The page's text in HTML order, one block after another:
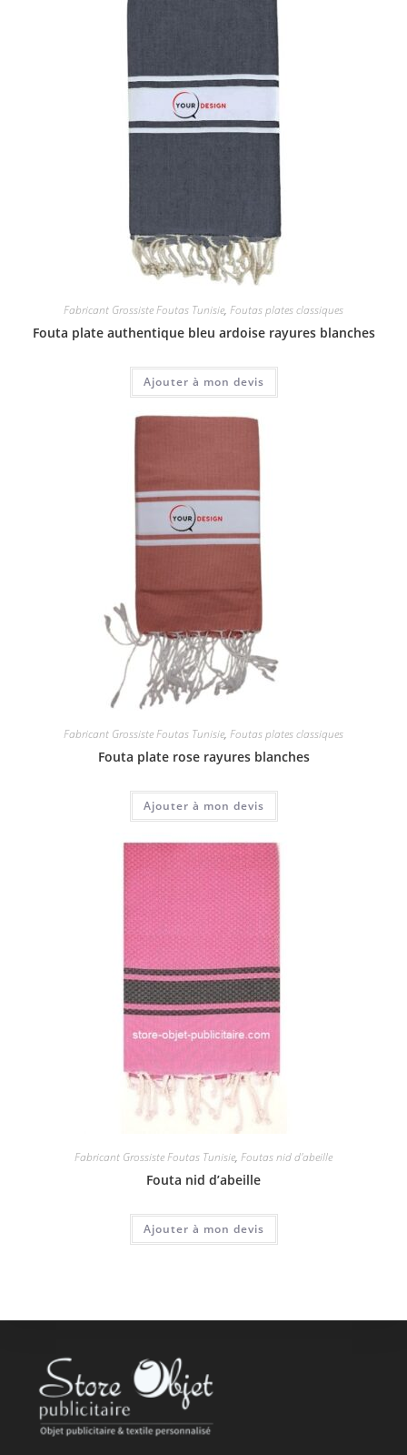
Fabricant Grossiste Foutas Tunisie, Foutas plates classiques
Fouta plate authentique bleu ardoise rayures blanches
Ajouter à mon devis
Fabricant Grossiste Foutas Tunisie, Foutas plates classiques
Fouta plate rose rayures blanches
Ajouter à mon devis
Fabricant Grossiste Foutas Tunisie, Foutas nid d'abeille
Fouta nid d’abeille
Ajouter à mon devis